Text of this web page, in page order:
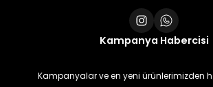
Kampanya Habercisi
Kampanyalar ve en yeni ürünlerimizden